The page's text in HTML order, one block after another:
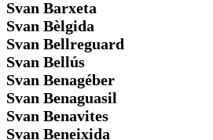
Svan Barxeta
Svan Bèlgida
Svan Bellreguard
Svan Bellús
Svan Benagéber
Svan Benaguasil
Svan Benavites
Svan Beneixida